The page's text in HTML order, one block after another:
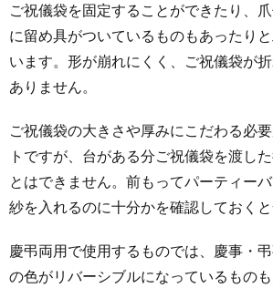
ご祝儀袋を固定することができたり、
に留め具がついているものもあったり
います。形が崩れにくく、ご祝儀袋が
ありません。
ご祝儀袋の大きさや厚みにこだわる必
トですが、台がある分ご祝儀袋を渡し
とはできません。前もってパーティー
紗を入れるのに十分かを確認しておくと
慶弔両用で使用するものでは、慶事・
の色がリバーシブルになっているもの